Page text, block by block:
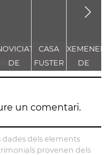
DE
DE LA
CASA
FUSTER
XEMENEIA
DE
L'ANTIGA
C.E.L.O.
un comentari.
dades dels elements
provenen dels